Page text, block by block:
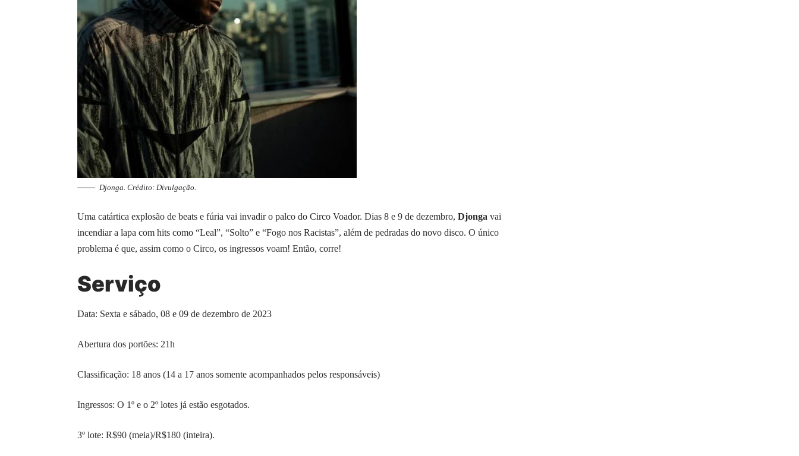
Djonga. Crédito: Divulgação.
Uma catártica explosão de beats e fúria vai invadir o palco do Circo Voador. Dias 8 e 9 de dezembro, Djonga vai
incendiar a lapa com hits como “Leal”, “Solto” e “Fogo nos Racistas”, além de pedradas do novo disco. O único
problema é que, assim como o Circo, os ingressos voam! Então, corre!
Serviço
Data: Sexta e sábado, 08 e 09 de dezembro de 2023
Abertura dos portões: 21h
Classificação: 18 anos (14 a 17 anos somente acompanhados pelos responsáveis)
Ingressos: O 1º e o 2º lotes já estão esgotados.
3º lote: R$90 (meia)/R$180 (inteira).